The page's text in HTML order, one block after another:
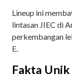
Lineup ini
lintasan JIEC di
perkembangan
E.
Fakta